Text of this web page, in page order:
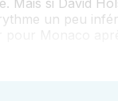
un peu